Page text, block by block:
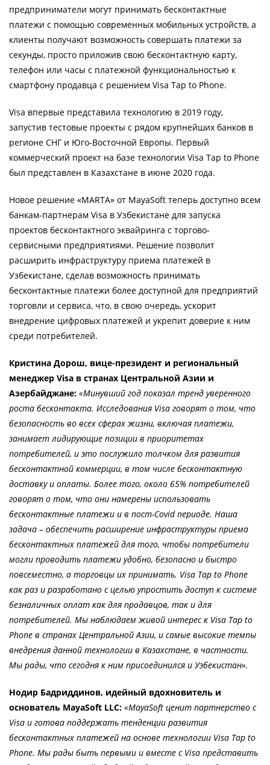
предприниматели могут принимать бесконтактные
платежи с помощью современных мобильных устройств, а
клиенты получают возможность совершать платежи за
секунды, просто приложив свою бесконтактную карту,
телефон или часы c платежной функциональностью к
смартфону продавца с решением Visa Tap to Phone.
Visa впервые представила технологию в 2019 году,
запустив тестовые проекты с рядом крупнейших банков в
регионе СНГ и Юго-Восточной Европы. Первый
коммерческий проект на базе технологии Visa Tap to Phone
был представлен в Казахстане в июне 2020 года.
Новое решение «MARTA» от MayaSoft теперь доступно всем
банкам-партнерам Visa в Узбекистане для запуска
проектов бесконтактного эквайринга с торгово-
сервисными предприятиями. Решение позволит
расширить инфраструктуру приема платежей в
Узбекистане, сделав возможность принимать
бесконтактные платежи более доступной для предприятий
торговли и сервиса, что, в свою очередь, ускорит
внедрение цифровых платежей и укрепит доверие к ним
среди потребителей.
Кристина Дорош, вице-президент и региональный
менеджер Visa в странах Центральной Азии и
Азербайджане: «Минувший год показал тренд уверенного
роста бесконтакта. Исследования Visa говорят о том, что
безопасность во всех сферах жизни, включая платежи,
занимает лидирующие позиции в приоритетах
потребителей, и это послужило толчком для развития
бесконтактной коммерции, в том числе бесконтактную
доставку и оплаты. Более того, около 65% потребителей
говорят о том, что они намерены использовать
бесконтактные платежи и в пост-Covid периоде. Наша
задача – обеспечить расширение инфраструктуры приема
бесконтактных платежей для того, чтобы потребители
могли проводить платежи удобно, безопасно и быстро
повсеместно, а торговцы их принимать. Visa Tap to Phone
как раз и разработано с целью упростить доступ к системе
безналичных оплат как для продавцов, так и для
потребителей. Мы наблюдаем живой интерес к Visa Tap to
Phone в странах Центральной Азии, и самые высокие темпы
внедрения данной технологии в Казахстане, в частности.
Мы рады, что сегодня к ним присоединился и Узбекистан».
Нодир Бадриддинов, идейный вдохновитель и
основатель MayaSoft LLC: «MayaSoft ценит партнерство с
Visa и готова поддержать тенденции развития
бесконтактных платежей на основе технологии Visa Tap to
Phone. Мы рады быть первыми и вместе с Visa представить